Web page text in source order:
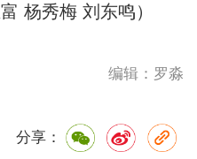
杨秀梅 刘东鸣）
编辑：罗淼
分享：